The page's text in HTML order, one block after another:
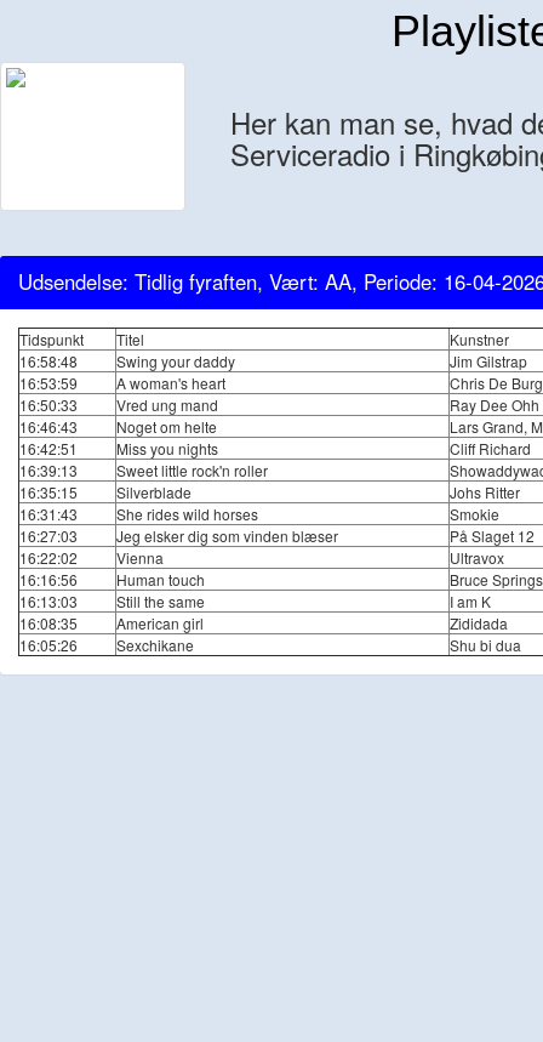
Her kan man se, hvad
Serviceradio i
Udsendelse: Tidlig fyraften, Vært: AA, Periode: 16-04-
Tidspunkt Titel
Kunstner
16:58:48
Swing your daddy
Jim Gilstrap
16:53:59
A woman's heart
Chris De
16:50:33
Vred ung mand
Ray Dee Ohh
16:46:43
Noget om helte
Lars Grand,
16:42:51
Miss you nights
Cliff Richard
16:39:13
Sweet little rock'n roller
16:35:15
Silverblade
Johs Ritter
16:31:43
She rides wild horses
Smokie
16:27:03
Jeg elsker dig som vinden blæser
På Slaget 12
16:22:02
Vienna
Ultravox
16:16:56
Human touch
Bruce
16:13:03
Still the same
I am K
16:08:35
American girl
Zididada
16:05:26
Sexchikane Shu bi dua